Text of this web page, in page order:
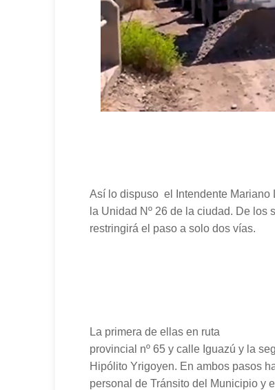
Así lo dispuso el Intendente Mariano
la Unidad Nº 26 de la ciudad. De
restringirá el paso a solo dos vías.
La primera de ellas en ruta
provincial nº 65 y calle Iguazú y la
Hipólito Yrigoyen. En ambos pasos
personal de Tránsito del Municipio y